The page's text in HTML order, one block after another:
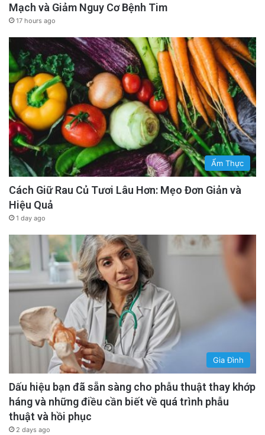
Mạch và Giảm Nguy Cơ Bệnh Tim
17 hours ago
Ẩm Thực
Cách Giữ Rau Củ Tươi Lâu Hơn: Mẹo Đơn Giản và
Hiệu Quả
1 day ago
Gia Đình
Dấu hiệu bạn đã sẵn sàng cho phẫu thuật thay khớp
háng và những điều cần biết về quá trình phẫu
thuật và hồi phục
2 days ago